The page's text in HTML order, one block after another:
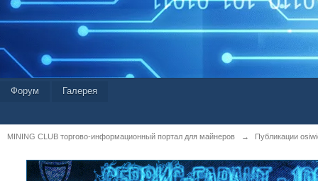
Форум Галерея
MINING CLUB торгово-информационный портал для майнеров → Публикации